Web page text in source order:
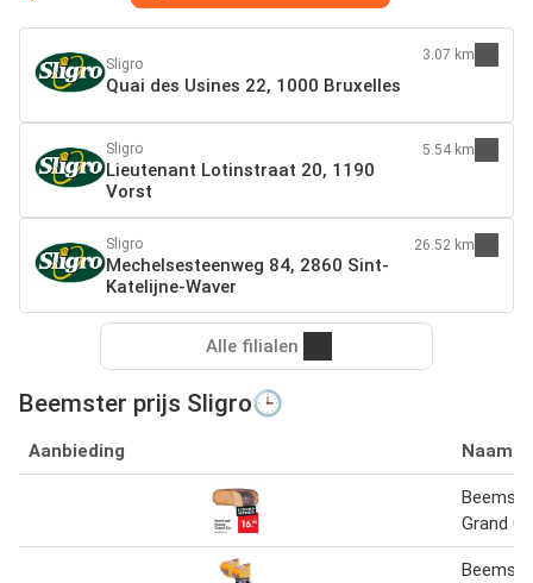
Sligro
Quai des Usines 22, 1000 Bruxelles
3.07 km
Sligro
Lieutenant Lotinstraat 20, 1190
Vorst
5.54 km
Sligro
Mechelsesteenweg 84, 2860 Sint-
Katelijne-Waver
26.52 km
Alle filialen
Beemster prijs Sligro🕒
Aanbieding Naam
Grand